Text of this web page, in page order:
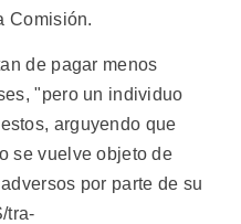
Comisión.
de pagar menos
"pero un individuo
arguyendo que
se vuelve objeto de
por parte de su
tra-